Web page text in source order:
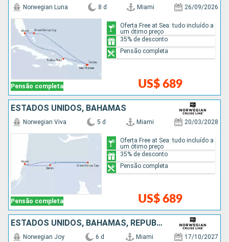
Pensão completa
Norwegian Luna 8 d Miami 26/09/2026
US$ 689
Oferta Free at Sea: tudo incluído a
um ótimo preço
35% de desconto
Pensão completa
ESTADOS UNIDOS, BAHAMAS
Pensão completa
Norwegian Viva 5 d Miami 20/03/2028
US$ 689
Oferta Free at Sea: tudo incluído a
um ótimo preço
35% de desconto
Pensão completa
ESTADOS UNIDOS, BAHAMAS, REPUBLICA DOMINICANA
Norwegian Joy 6 d Miami 17/10/2027